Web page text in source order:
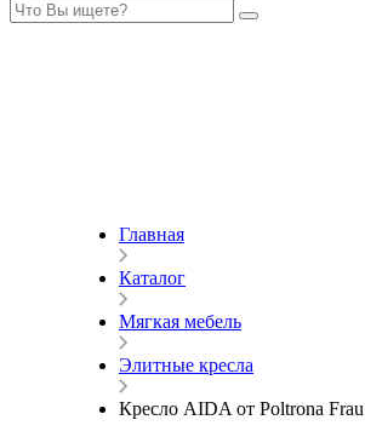
Главная
Каталог
Мягкая мебель
Элитные кресла
Кресло AIDA от Poltrona Frau